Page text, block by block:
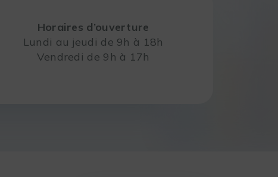
Horaires d’ouverture
Lundi au jeudi de 9h à 18h
Vendredi de 9h à 17h